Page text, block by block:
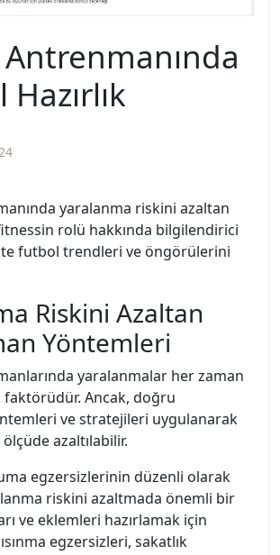
Hazırlık
yaralanma riskini azaltan
rolü hakkında bilgilendirici
futbol trendleri ve öngörülerini
Riskini Azaltan
Yöntemleri
yaralanmalar her zaman
Ancak, doğru
ve stratejileri uygulanarak
azaltılabilir.
egzersizlerinin düzenli olarak
riskini azaltmada önemli bir
ve eklemleri hazırlamak için
egzersizleri, sakatlık